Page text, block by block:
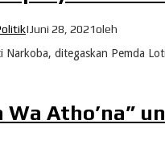
| Juni 28, 2021oleh
ditegaskan Pemda
Wa Atho’na”